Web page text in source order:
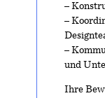
–
–
–
und
Ihre